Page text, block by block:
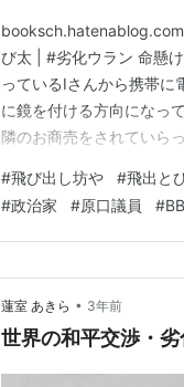
び太 | #劣化ウラン 命懸
っているIさんから携帯に
に鏡を付ける方向になっ
隣のお商売をされていら
商店街会長の皆さんにご
の車が…
#飛び出し坊や #飛出と
#政治家 #原口議員 #
蓮室 あきら • 3年前
世界の和平交渉・